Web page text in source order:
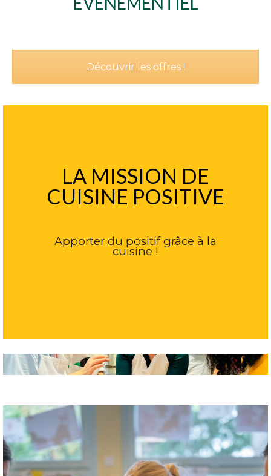
Découvrir les offres !
LA MISSION DE
CUISINE POSITIVE
Apporter du positif grâce à la
cuisine !